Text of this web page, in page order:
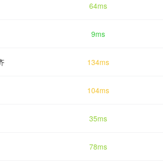
64ms
9ms
134ms
104ms
35ms
78ms